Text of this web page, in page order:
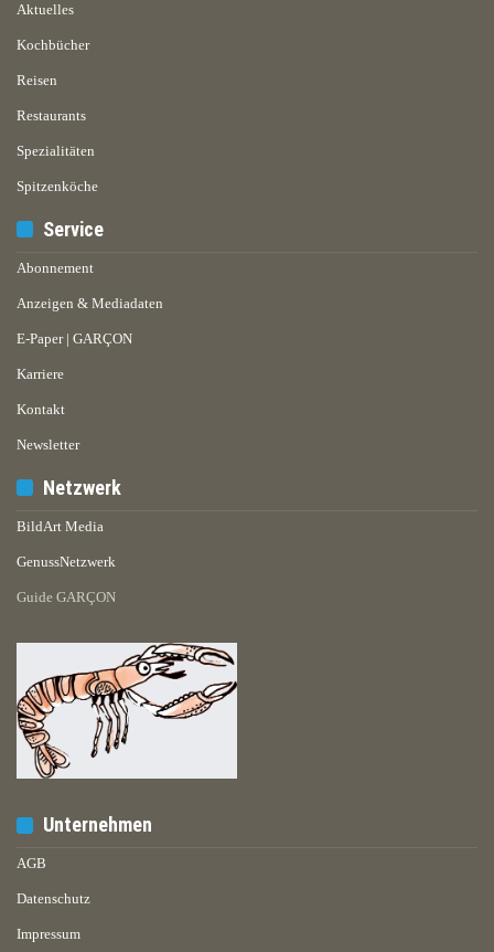
Aktuelles
Kochbücher
Reisen
Restaurants
Spezialitäten
Spitzenköche
Service
Abonnement
Anzeigen & Mediadaten
E-Paper | GARÇON
Karriere
Kontakt
Newsletter
Netzwerk
BildArt Media
GenussNetzwerk
Guide GARÇON
Unternehmen
AGB
Datenschutz
Impressum